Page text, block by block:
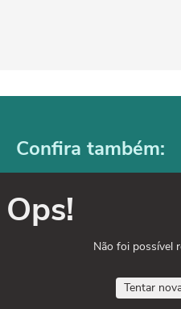
Confira também:
Ops!
Não foi possível
Tentar